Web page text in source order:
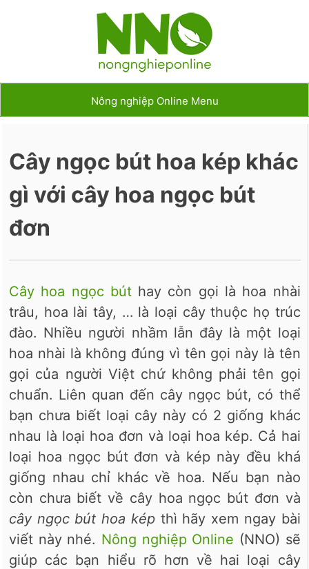
Nông nghiệp Online Menu
Cây ngọc bút hoa kép khác
gì với cây hoa ngọc bút
đơn
Cây hoa ngọc búthay còn gọi là hoa nhài
trâu, hoa lài tây, … là loại cây thuộc họ trúc
đào. Nhiều người nhầm lẫn đây là một loại
hoa nhài là không đúng vì tên gọi này là tên
gọi của người Việt chứ không phải tên gọi
chuẩn. Liên quan đến cây ngọc bút, có thể
bạn chưa biết loại cây này có 2 giống khác
nhau là loại hoa đơn và loại hoa kép. Cả hai
loại hoa ngọc bút đơn và kép này đều khá
giống nhau chỉ khác về hoa. Nếu bạn nào
còn chưa biết về cây hoa ngọc bút đơn và
cây ngọc bút hoa képthì hãy xem ngay bài
viết này nhé. Nông nghiệp Online (NNO) sẽ
giúp các bạn hiểu rõ hơn về hai loại cây